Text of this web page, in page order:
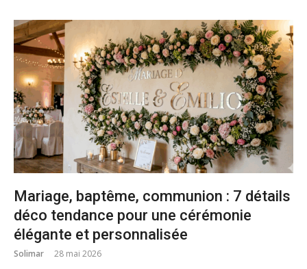
Mariage, baptême, communion : 7 détails
déco tendance pour une cérémonie
élégante et personnalisée
Solimar 28 mai 2026